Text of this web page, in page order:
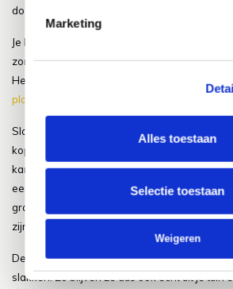
Marketing
Alles toestaan
Selectie toestaan
Weigeren
doeken regelmatig en vernietig de slakken.
Je kunt de slakken ook echt in de weg gaan
zorgen dat ze simpelweg niet meer verder je
Het creëren van fysieke barrières kan
planten
komen. Dit kan dan ook zeker een
Slakken krijgen een kleine elektrische schok
koper kruipen. Plaats kopertape rond
kan dan ook echt een uitkomst bieden.
een ring van zand kunnen een barrière
graag overheen kruipen. Ook dit kan dus
zijn om slakken weg te houden.
Deze speciale korrels creëren een
slakken. Zo blijven ze dus ook echt uit je tuin